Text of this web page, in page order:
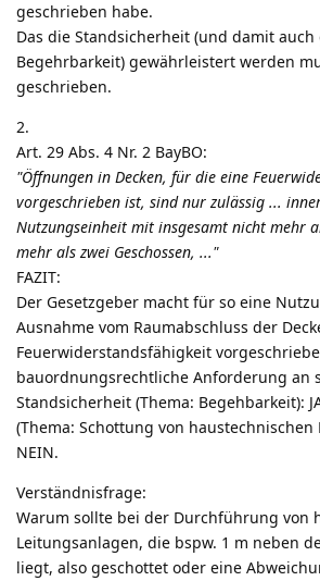
geschrieben habe.
Das die Standsicherheit (und damit
Begehrbarkeit) gewährleistert werden
geschrieben.
2.
Art. 29 Abs. 4 Nr. 2 BayBO:
"Öffnungen in Decken, für die eine
vorgeschrieben ist, sind nur zulässig ...
Nutzungseinheit mit insgesamt nicht mehr
mehr als zwei Geschossen, ..."
FAZIT:
Der Gesetzgeber macht für so eine
Ausnahme vom Raumabschluss der
Feuerwiderstandsfähigkeit
bauordnungsrechtliche Anforderung an
Standsicherheit (Thema: Begehbarkeit):
(Thema: Schottung von haustechnischen
NEIN.
Verständnisfrage:
Warum sollte bei der Durchführung von
Leitungsanlagen, die bspw. 1 m neben
liegt, also geschottet oder eine